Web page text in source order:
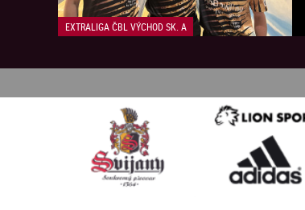
EXTRALIGA ČBL VÝCHOD SK. A